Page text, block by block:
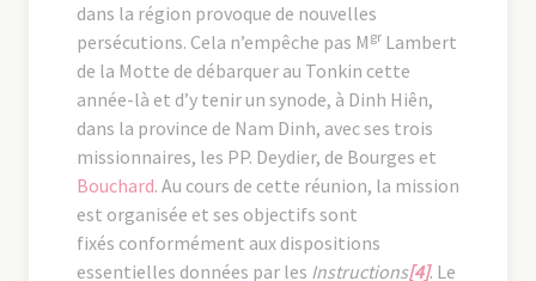
dans la région provoque de nouvelles
persécutions. Cela n’empêche pas M gr Lambert
de la Motte de débarquer au Tonkin cette
année-là et d’y tenir un synode, à Dinh Hiên,
dans la province de Nam Dinh, avec ses trois
missionnaires, les PP. Deydier, de Bourges et
Bouchard. Au cours de cette réunion, la mission
est organisée et ses objectifs sont
fixés conformément aux dispositions
essentielles données par les Instructions[4]. Le